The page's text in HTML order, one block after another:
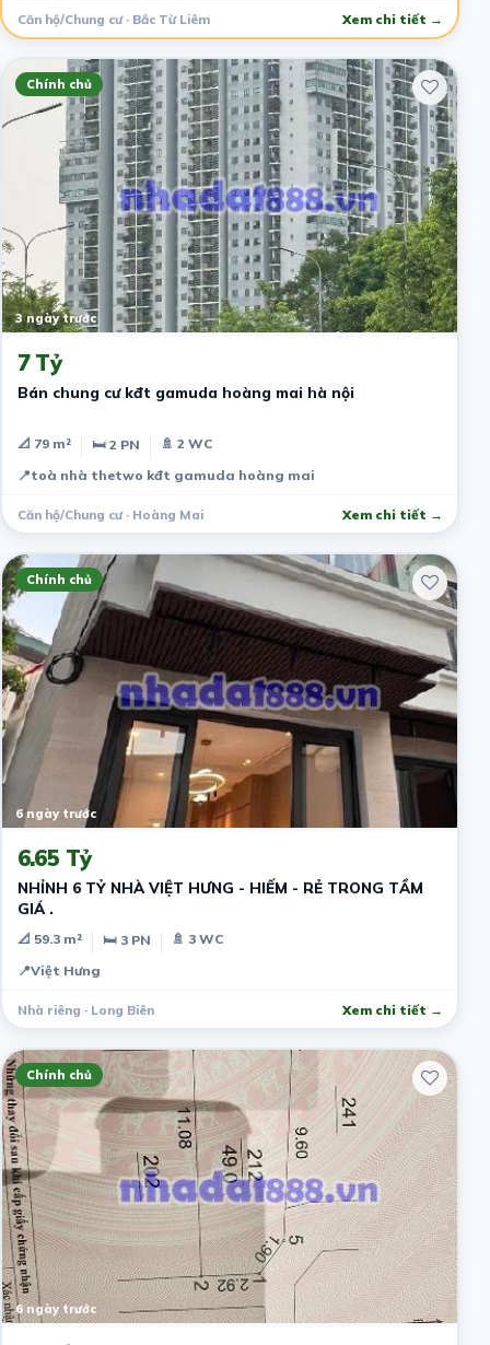
Căn hộ/Chung cư · Bắc Từ Liêm Xem chi tiết →
Chính chủ
3 ngày trước
7 Tỷ
Bán chung cư kđt gamuda hoàng mai hà nội
📐 79 m² 🛏 2 PN
🚿 2 WC
📍toà nhà thetwo kđt gamuda hoàng mai
Căn hộ/Chung cư · Hoàng Mai Xem chi tiết →
Chính chủ
6 ngày trước
6.65 Tỷ
NHỈNH 6 TỶ NHÀ VIỆT HƯNG - HIẾM - RẺ TRONG TẦM
GIÁ .
📐 59.3 m² 🛏 3 PN
🚿 3 WC
📍Việt Hưng
Nhà riêng · Long Biên Xem chi tiết →
Chính chủ
6 ngày trước